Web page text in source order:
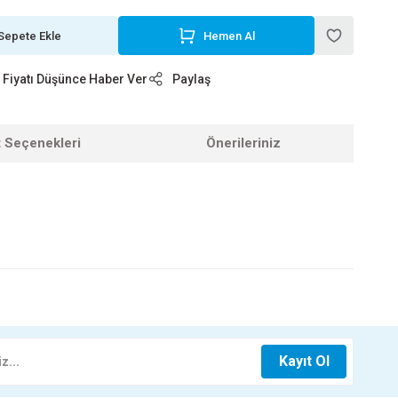
Ekle Hemen Al
Fiyatı Düşünce Haber Ver Paylaş
Seçenekleri Önerileriniz
MAKASI KTX-3135
TL
Kayıt Ol